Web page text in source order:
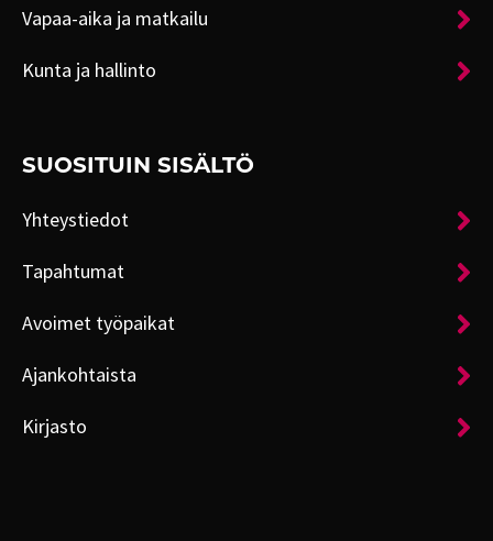
Vapaa-aika ja matkailu
Kunta ja hallinto
SUOSITUIN SISÄLTÖ
Yhteystiedot
Tapahtumat
Avoimet työpaikat
Ajankohtaista
Kirjasto